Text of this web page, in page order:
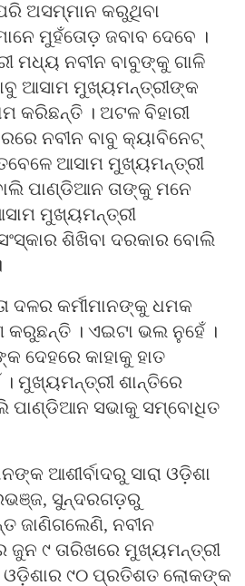
ଅସମ୍ମାନ କରୁଥିବା
ମୁହଁତୋଡ଼ ଜବାବ ଦେବେ ।
ମଧ୍ୟ ନବୀନ ବାବୁଙ୍କୁ ଗାଳି
ଆସାମ ମୁଖ୍ୟମନ୍ତ୍ରୀଙ୍କ
କରିଛନ୍ତି । ଅଟଳ ବିହାରୀ
ନବୀନ ବାବୁ କ୍ୟାବିନେଟ୍‍
ଆସାମ ମୁଖ୍ୟମନ୍ତ୍ରୀ
ପାଣ୍ଡିଆନ ତାଙ୍କୁ ମନେ
ମୁଖ୍ୟମନ୍ତ୍ରୀ
ଶିଖିବା ଦରକାର ବୋଲି
ଦଳର କର୍ମୀମାନଙ୍କୁ ଧମକ
। ଏଇଟା ଭଲ ନୁହେଁ ।
ଦେହରେ କାହାକୁ ହାତ
ମୁଖ୍ୟମନ୍ତ୍ରୀ ଶାନ୍ତିରେ
ପାଣ୍ଡିଆନ ସଭାକୁ ସମ୍ବୋଧିତ
ଆଶୀର୍ବାଦରୁ ସାରା ଓଡ଼ିଶା
ସୁନ୍ଦରଗଡ଼ରୁ
ଜାଣିଗଲେଣି, ନବୀନ
ଜୁନ ୯ ତାରିଖରେ ମୁଖ୍ୟମନ୍ତ୍ରୀ
ଓଡ଼ିଶାର ୯୦ ପ୍ରତିଶତ ଲୋକଙ୍କ